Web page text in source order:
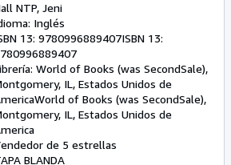
CERRAR
NTP, Jeni
Inglés
13: 9780996889407ISBN 13:
World of Books (was SecondSale),
IL, Estados Unidos de
World of Books (was SecondSale),
IL, Estados Unidos de
de 5 estrellas
BLANDA